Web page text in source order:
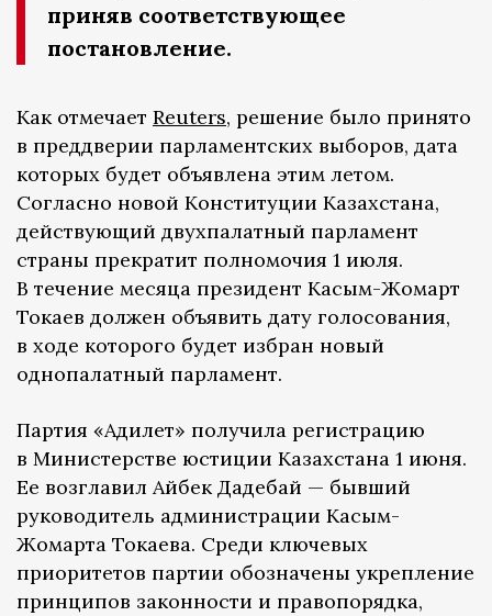
приняв соответствующее
постановление.
Как отмечает Reuters, решение было принято
в преддверии парламентских выборов, дата
которых будет объявлена этим летом.
Согласно новой Конституции Казахстана,
действующий двухпалатный парламент
страны прекратит полномочия 1 июля.
В течение месяца президент Касым-Жомарт
Токаев должен объявить дату голосования,
в ходе которого будет избран новый
однопалатный парламент.
Партия «Адилет» получила регистрацию
в Министерстве юстиции Казахстана 1 июня.
Ее возглавил Айбек Дадебай — бывший
руководитель администрации Касым-
Жомарта Токаева. Среди ключевых
приоритетов партии обозначены укрепление
принципов законности и правопорядка,